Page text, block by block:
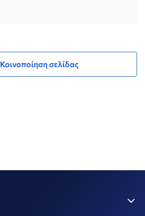
Κοινοποίηση σελίδας